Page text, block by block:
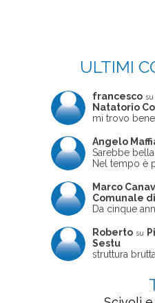
ULTIMI
francesco su
Natatorio
mi trovo
Angelo
Sarebbe
Nel tempo è
ne usciva
ritrovato le
perché
frequentata
Marco
Comunale
Da cinque
pomeriggio
in questa
due figli che
piccola, un
spazi
Roberto su
Sestu
struttura
poco
tutti coloro
seriamente